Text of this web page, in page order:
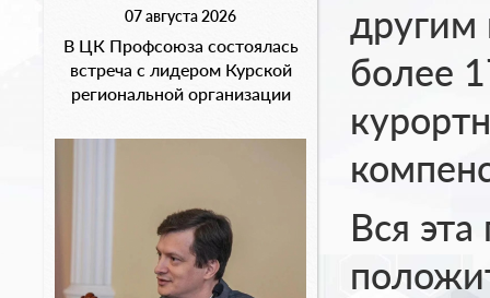
07 августа 2026
В ЦК Профсоюза состоялась
встреча с лидером Курской
региональной организации
другим
более
Вся